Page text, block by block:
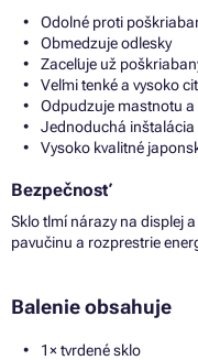
Odolné proti
Obmedzuje odlesky
Zaceľuje už
Veľmi tenké a vysoko
Odpudzuje mastnotu
Jednoduchá inštalácia
Vysoko kvalitné
Bezpečnosť
Sklo tlmí nárazy na displej
pavučinu a rozprestrie
Balenie obsahuje
1× tvrdené sklo